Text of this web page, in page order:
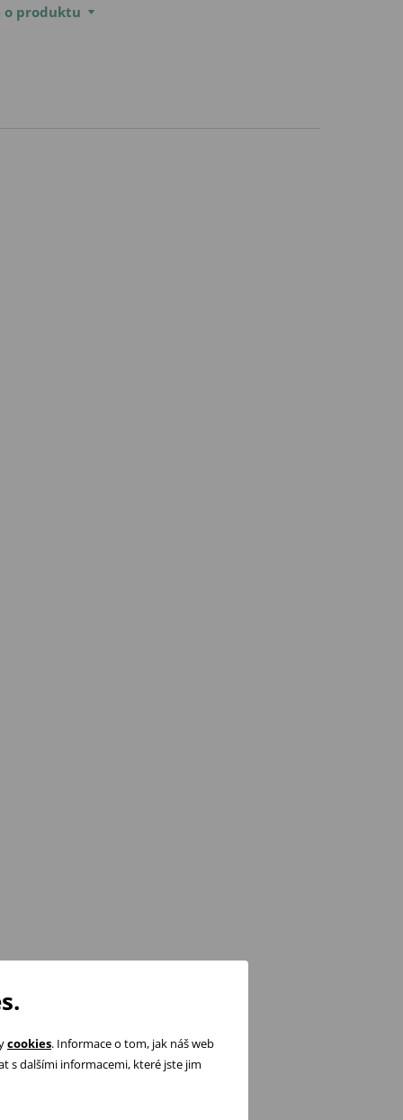
o produktu
cookies. Informace o tom, jak náš web
s dalšími informacemi, které jste jim